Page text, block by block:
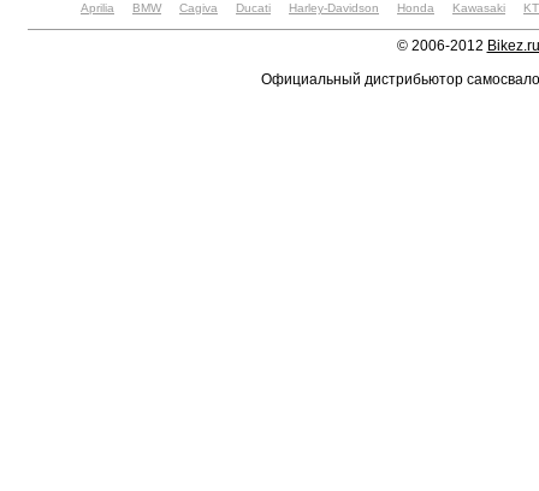
Aprilia BMW Cagiva Ducati Harley-Davidson Honda Kawasaki
© 2006-2012 Bikez.ru
Официальный дистрибьютор